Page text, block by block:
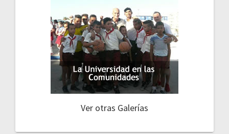
Ver otras Galerías